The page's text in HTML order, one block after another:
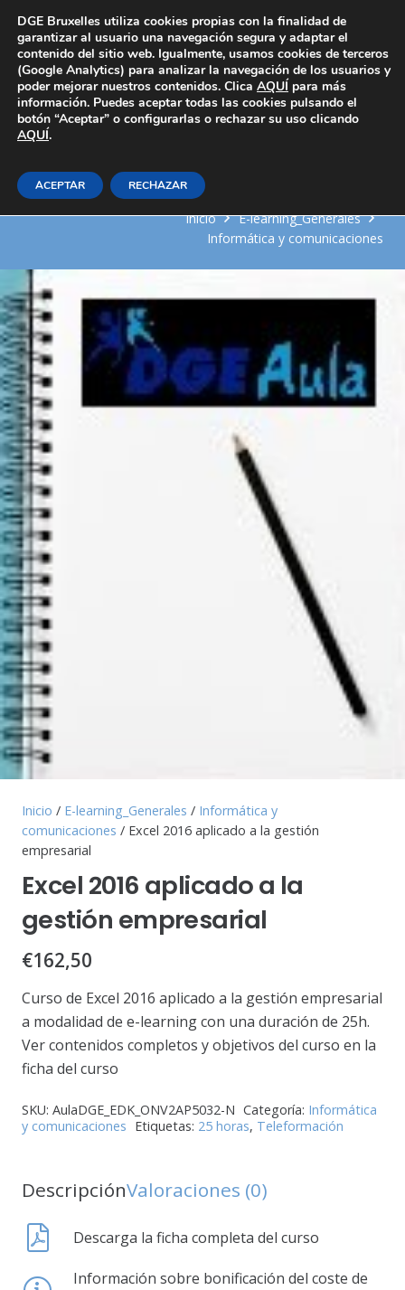
Área Privada
Excel 2016 aplicado a la gestión
empresarial
Inicio
E-learning_Generales
Informática y comunicaciones
Inicio / E-learning_Generales / Informática y
comunicaciones / Excel 2016 aplicado a la gestión
empresarial
Excel 2016 aplicado a la
gestión empresarial
€162,50
Curso de Excel 2016 aplicado a la gestión empresarial
a modalidad de e-learning con una duración de 25h.
Ver contenidos completos y objetivos del curso en la
ficha del curso
SKU: AulaDGE_EDK_ONV2AP5032-N Categoría: Informática
y comunicaciones Etiquetas: 25 horas, Teleformación
DescripciónValoraciones (0)
Descarga la ficha completa del curso
Información sobre bonificación del coste de
DGE Bruxelles utiliza cookies propias con la finalidad de
garantizar al usuario una navegación segura y adaptar el
contenido del sitio web. Igualmente, usamos cookies de terceros
(Google Analytics) para analizar la navegación de los usuarios y
poder mejorar nuestros contenidos. Clica AQUÍ para más
información. Puedes aceptar todas las cookies pulsando el
botón “Aceptar” o configurarlas o rechazar su uso clicando
AQUÍ.
ACEPTAR RECHAZAR